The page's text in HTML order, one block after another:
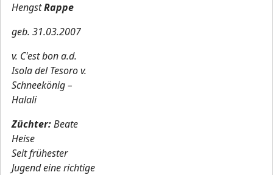
HengstRappe
geb. 31.03.2007
v. C'est bon a.d.
Isola del Tesoro v.
Schneekönig –
Halali
Züchter:Beate
Heise
Seit frühester
Jugend eine richtige